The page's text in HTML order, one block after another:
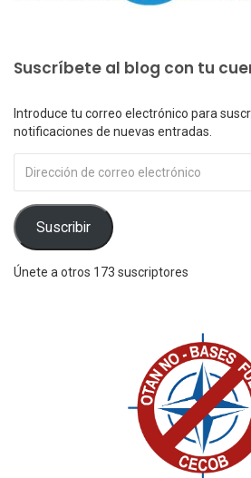
Suscríbete al blog con tu
Introduce tu correo electrónico para
notificaciones de nuevas entradas.
de
electrónico
Suscribir
Únete a otros 173 suscriptores